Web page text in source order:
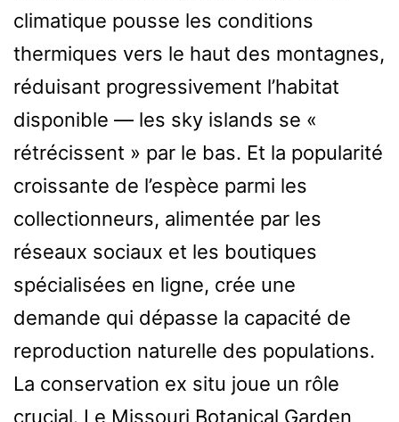
climatique pousse les conditions
thermiques vers le haut des montagnes,
réduisant progressivement l’habitat
disponible — les sky islands se «
rétrécissent » par le bas. Et la popularité
croissante de l’espèce parmi les
collectionneurs, alimentée par les
réseaux sociaux et les boutiques
spécialisées en ligne, crée une
demande qui dépasse la capacité de
reproduction naturelle des populations.
La conservation ex situ joue un rôle
crucial. Le Missouri Botanical Garden